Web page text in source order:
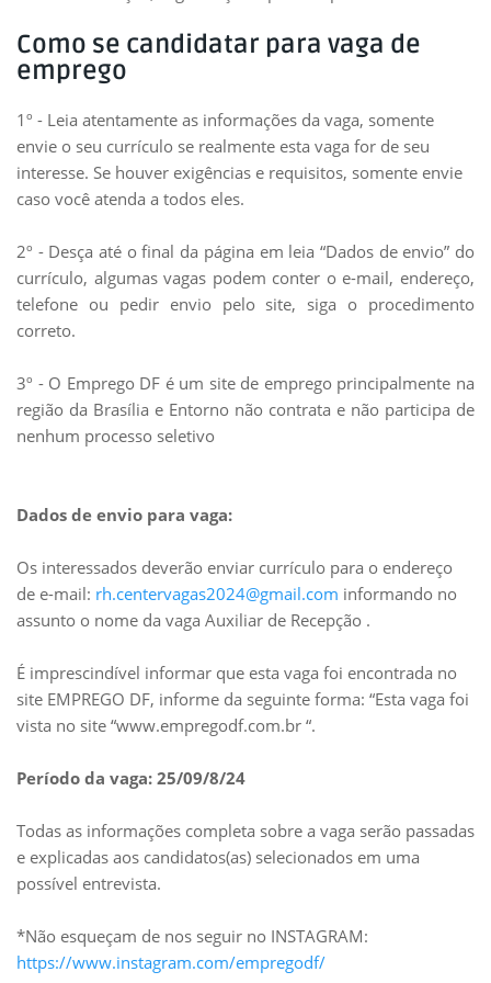
Como se candidatar para vaga de
emprego
1º - Leia atentamente as informações da vaga, somente
envie o seu currículo se realmente esta vaga for de seu
interesse. Se houver exigências e requisitos, somente envie
caso você atenda a todos eles.
2º - Desça até o final da página em leia “Dados de envio” do
currículo, algumas vagas podem conter o e-mail, endereço,
telefone ou pedir envio pelo site, siga o procedimento
correto.
3º - O Emprego DF é um site de emprego principalmente na
região da Brasília e Entorno não contrata e não participa de
nenhum processo seletivo
Dados de envio para vaga:
Os interessados deverão enviar currículo para o endereço
de e-mail: rh.centervagas2024@gmail.com informando no
assunto o nome da vaga Auxiliar de Recepção .
É imprescindível informar que esta vaga foi encontrada no
site EMPREGO DF, informe da seguinte forma: “Esta vaga foi
vista no site “www.empregodf.com.br “.
Período da vaga: 25/09/8/24
Todas as informações completa sobre a vaga serão passadas
e explicadas aos candidatos(as) selecionados em uma
possível entrevista.
*Não esqueçam de nos seguir no INSTAGRAM:
https://www.instagram.com/empregodf/